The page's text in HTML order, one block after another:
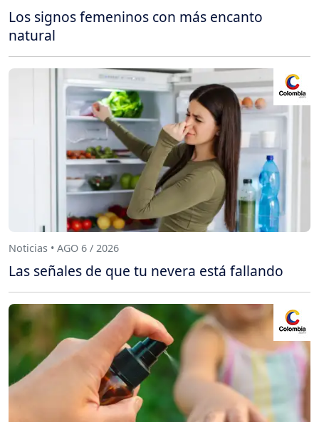
Los signos femeninos con más encanto
natural
Noticias • AGO 6 / 2026
Las señales de que tu nevera está fallando